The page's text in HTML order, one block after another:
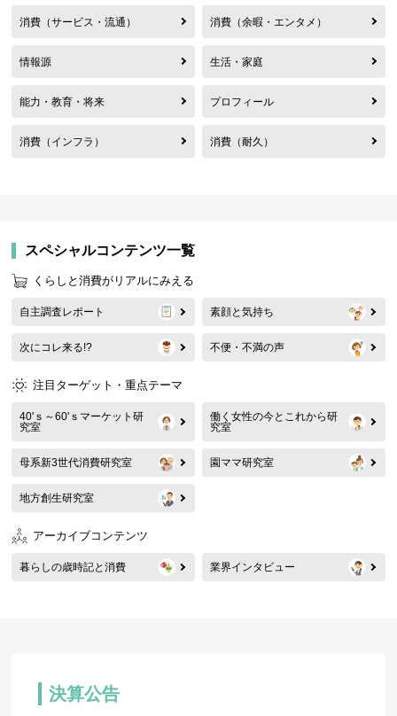
消費（サービス・流通） 消費（余暇・エンタメ）
情報源 生活・家庭
能力・教育・将来 プロフィール
消費（インフラ） 消費（耐久）
スペシャルコンテンツ一覧
くらしと消費がリアルにみえる
自主調査レポート 素顔と気持ち
次にコレ来る!? 不便・不満の声
注目ターゲット・重点テーマ
40'ｓ～60'ｓマーケット研
究室
働く女性の今とこれから研
究室
母系新3世代消費研究室 園ママ研究室
地方創生研究室
アーカイブコンテンツ
暮らしの歳時記と消費 業界インタビュー
決算公告